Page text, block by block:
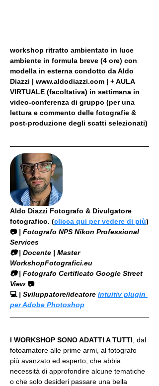
workshop ritratto ambientato in luce
ambiente in formula breve (4 ore) con
modella in esterna condotto da Aldo
Diazzi | www.aldodiazzi.com | + AULA
VIRTUALE (facoltativa) in settimana in
video-conferenza di gruppo (per una
lettura e commento delle fotografie &
post-produzione degli scatti selezionati)
Aldo Diazzi Fotografo & Divulgatore
fotografico. (clicca qui per vedere di più)
📷 | Fotografo NPS Nikon Professional
Services
​📷 | Docente | Master
WorkshopFotografici.eu
📷 | Fotografo Certificato Google Street
View 📷
💻 | Sviluppatore/ideatore Intuitiv plugin
per Adobe Photoshop
I WORKSHOP SONO ADATTI A TUTTI , dal
fotoamatore alle prime armi, al fotografo
più avanzato ed esperto, che abbia
necessità di approfondire alcune tematiche
o che solo desideri passare una bella